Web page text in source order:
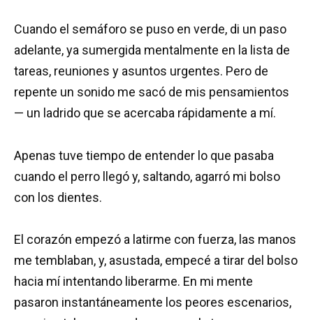
Cuando el semáforo se puso en verde, di un paso
adelante, ya sumergida mentalmente en la lista de
tareas, reuniones y asuntos urgentes. Pero de
repente un sonido me sacó de mis pensamientos
— un ladrido que se acercaba rápidamente a mí.
Apenas tuve tiempo de entender lo que pasaba
cuando el perro llegó y, saltando, agarró mi bolso
con los dientes.
El corazón empezó a latirme con fuerza, las manos
me temblaban, y, asustada, empecé a tirar del bolso
hacia mí intentando liberarme. En mi mente
pasaron instantáneamente los peores escenarios,